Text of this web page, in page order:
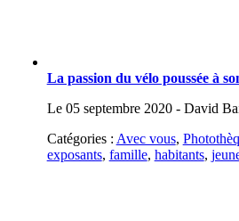
La passion du vélo poussée à
Le 05 septembre 2020 - David
Catégories : Avec vous,
exposants, famille, habitants,